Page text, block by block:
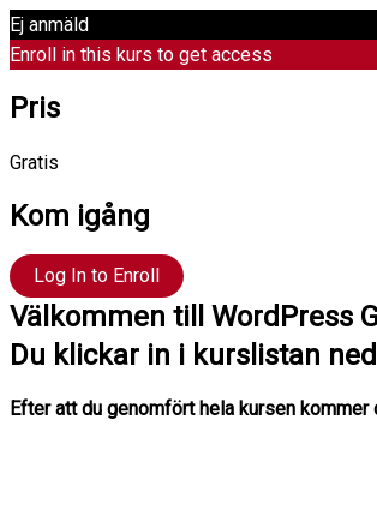
Ej anmäld
Enroll in this kurs to get access
Pris
Gratis
Kom igång
Log In to Enroll
Välkommen till WordPress
Du klickar in i kurslistan
Efter att du genomfört hela kursen